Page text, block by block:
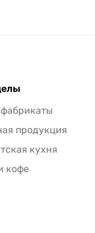
продукция
кухня
кофе